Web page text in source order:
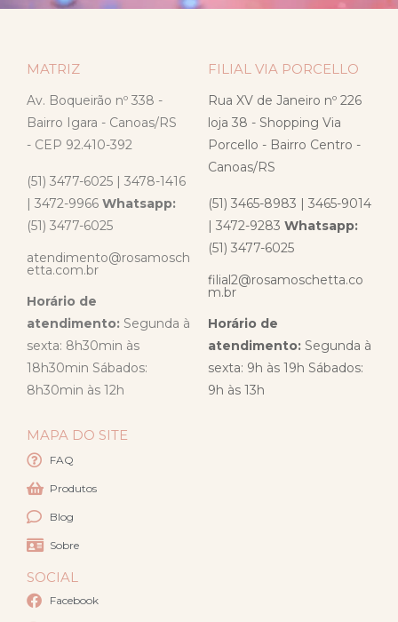
MATRIZ
Av. Boqueirão nº 338 -
Bairro Igara - Canoas/RS
- CEP 92.410-392
(51) 3477-6025 | 3478-1416
| 3472-9966 Whatsapp:
(51) 3477-6025
atendimento@rosamosch
etta.com.br
Horário de
atendimento: Segunda à
sexta: 8h30min às
18h30min Sábados:
8h30min às 12h
FILIAL VIA PORCELLO
Rua XV de Janeiro nº 226
loja 38 - Shopping Via
Porcello - Bairro Centro -
Canoas/RS
(51) 3465-8983 | 3465-9014
| 3472-9283 Whatsapp:
(51) 3477-6025
filial2@rosamoschetta.co
m.br
Horário de
atendimento: Segunda à
sexta: 9h às 19h Sábados:
9h às 13h
MAPA DO SITE
FAQ
Produtos
Blog
Sobre
SOCIAL
Facebook